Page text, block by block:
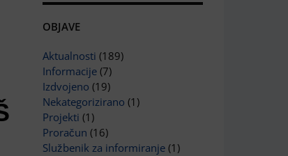
OBJAVE
Aktualnosti (189)
Informacije (7)
Izdvojeno (19)
Nekategorizirano (1)
Projekti (1)
Proračun (16)
Službenik za informiranje (1)